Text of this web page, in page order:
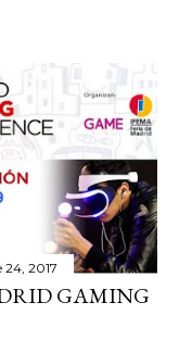
2017
GAMING